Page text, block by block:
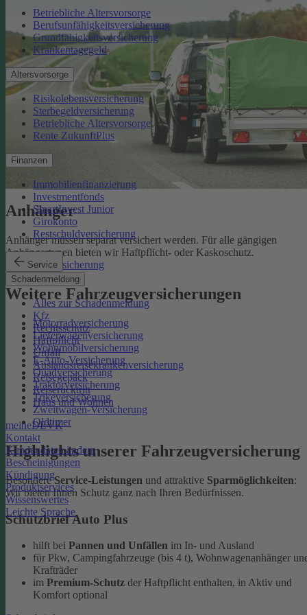
Betriebliche Altersvorsorge
Berufsunfähigkeitsversicherung
Grundfähigkeitsversicherung
Krankentagegeld
Altersvorsorge
Risikolebensversicherung
Sterbegeldversicherung
Betriebliche Altersvorsorge
Rente ZukunftPlus
Finanzen
Immobilienfinanzierung
Investmentfonds
SmartInvest Junior
Girokonto
Restschuldversicherung
Service
Schadenmeldung
Alles zur Schadenmeldung
Kfz
Rechtsschutz
Haftpflicht
Unfall
Auslandsreisekrankenversicherung
Reisegepäck
Reiserücktritt
Haus und Wohnen
meineDEVK
Kontakt
Kundendaten ändern
Bescheinigungen
Kündigung
Produktservices
Wissenswertes
Leichte Sprache
Anhänger
Anhänger müssen separat versichert werden. Für alle gängigen
Anhängertypen bieten wir Haftpflicht- oder Kaskoschutz.
Anhängerversicherung
Weitere Fahrzeugversicherungen
Motorradversicherung
Lieferwagenversicherung
Wohnmobilversicherung
E-Auto-Versicherung
Quadversicherung
Traktorversicherung
Trikeversicherung
Zweitwagen-Versicherung
Oldtimer
Highlights unserer Fahrzeugversicherung
BesondereService-Leistungen und attraktive Sparmöglichkeiten:
Wir bieten Ihnen Schutz ganz nach Ihren Bedürfnissen.
Schutzbrief Auto Plus
hilft bei Pannen und Unfällen im In- und Ausland
für Pkw, Campingfahrzeuge (bis 4 t), Wohnwagenanhänger
Krafträder
im Premium-Schutz der Haftpflicht enthalten, in Aktiv und
Komfort optional